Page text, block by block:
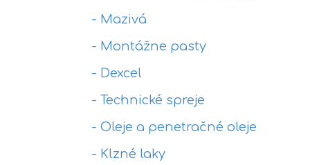
- Mazivá
- Montážne pasty
- Dexcel
- Technické spreje
- Oleje a penetračné oleje
- Klzné laky